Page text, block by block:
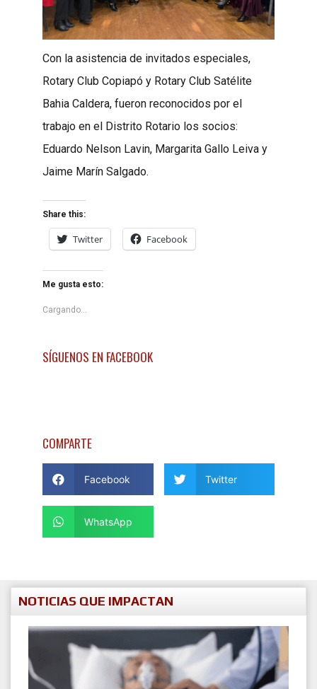
Con la asistencia de invitados especiales,
Rotary Club Copiapó y Rotary Club Satélite
Bahia Caldera, fueron reconocidos por el
trabajo en el Distrito Rotario los socios:
Eduardo Nelson Lavin, Margarita Gallo Leiva y
Jaime Marín Salgado.
Share this:
Twitter Facebook
Me gusta esto:
Cargando...
SÍGUENOS EN FACEBOOK
COMPARTE
Facebook Twitter
WhatsApp
NOTICIAS QUE IMPACTAN